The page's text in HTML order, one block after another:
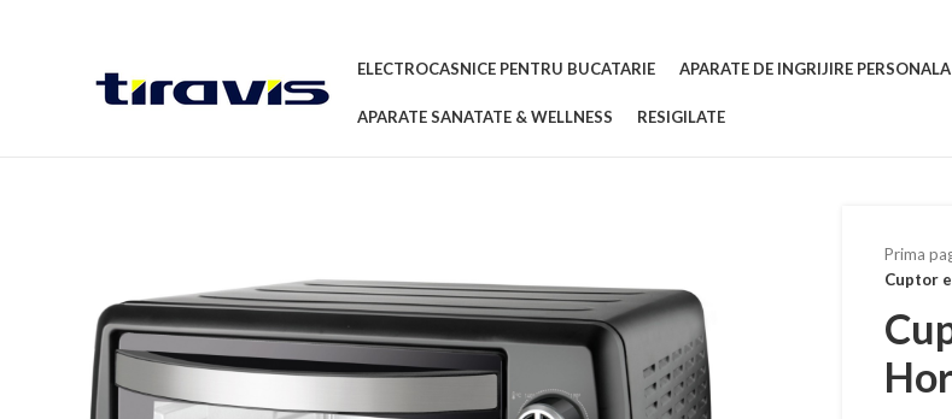
ELECTROCASNICE PENTRU BUCATARIE APARATE DE INGRIJIRE PERSONALA
APARATE SANATATE & WELLNESS RESIGILATE
Prima
Cuptor